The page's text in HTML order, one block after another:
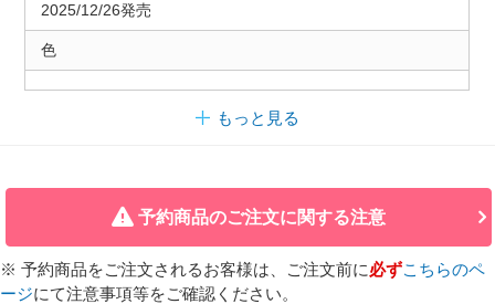
2025/12/26発売
色
もっと見る
予約商品のご注文に関する注意
※ 予約商品をご注文されるお客様は、ご注文前に必ずこちらのペ
ージにて注意事項等をご確認ください。